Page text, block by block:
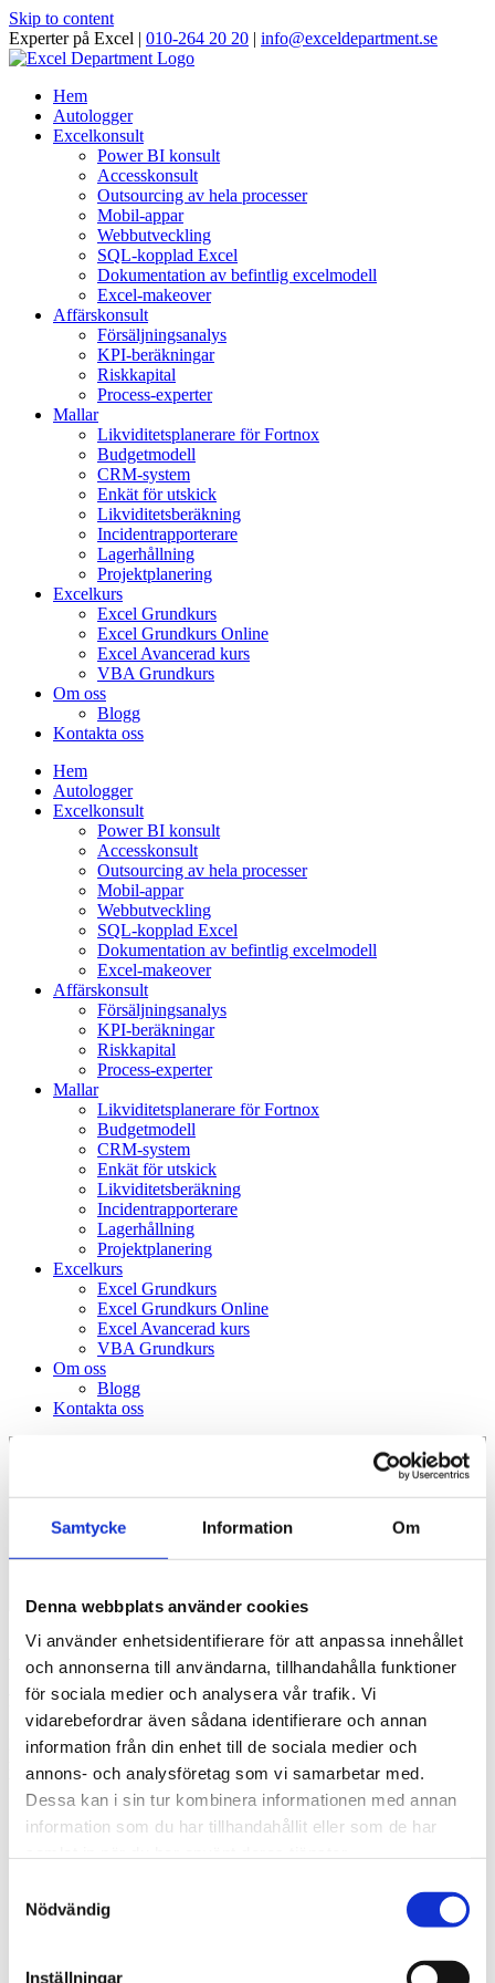
Samtycke Information Om
Denna webbplats använder cookies
Vi använder enhetsidentifierare för att anpassa innehållet
och annonserna till användarna, tillhandahålla funktioner
för sociala medier och analysera vår trafik. Vi
vidarebefordrar även sådana identifierare och annan
information från din enhet till de sociala medier och
annons- och analysföretag som vi samarbetar med.
Dessa kan i sin tur kombinera informationen med annan
information som du har tillhandahållit eller som de har
Nödvändig
Inställningar
Skip to content
Experter på Excel | 010-264 20 20 | info@exceldepartment.se
Hem
Autologger
Excelkonsult
Power BI konsult
Accesskonsult
Outsourcing av hela processer
Mobil-appar
Webbutveckling
SQL-kopplad Excel
Dokumentation av befintlig excelmodell
Excel-makeover
Affärskonsult
Försäljningsanalys
KPI-beräkningar
Riskkapital
Process-experter
Mallar
Likviditetsplanerare för Fortnox
Budgetmodell
CRM-system
Enkät för utskick
Likviditetsberäkning
Incidentrapporterare
Lagerhållning
Projektplanering
Excelkurs
Excel Grundkurs
Excel Grundkurs Online
Excel Avancerad kurs
VBA Grundkurs
Om oss
Blogg
Kontakta oss
Hem
Autologger
Excelkonsult
Power BI konsult
Accesskonsult
Outsourcing av hela processer
Mobil-appar
Webbutveckling
SQL-kopplad Excel
Dokumentation av befintlig excelmodell
Excel-makeover
Affärskonsult
Försäljningsanalys
KPI-beräkningar
Riskkapital
Process-experter
Mallar
Likviditetsplanerare för Fortnox
Budgetmodell
CRM-system
Enkät för utskick
Likviditetsberäkning
Incidentrapporterare
Lagerhållning
Projektplanering
Excelkurs
Excel Grundkurs
Excel Grundkurs Online
Excel Avancerad kurs
VBA Grundkurs
Om oss
Blogg
Kontakta oss
Vanliga misstag när man arbetar med
filter
När man arbetar med filter kan
man ibland stöta på problem.
Vanliga fällor är:
Tomma rader i filtret
med tomma celler i alla
varken sorteras eller
filtreras.